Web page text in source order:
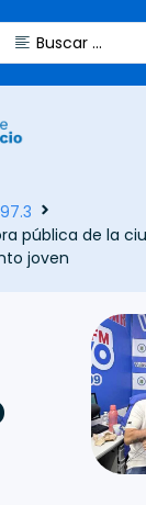
pública de la
joven